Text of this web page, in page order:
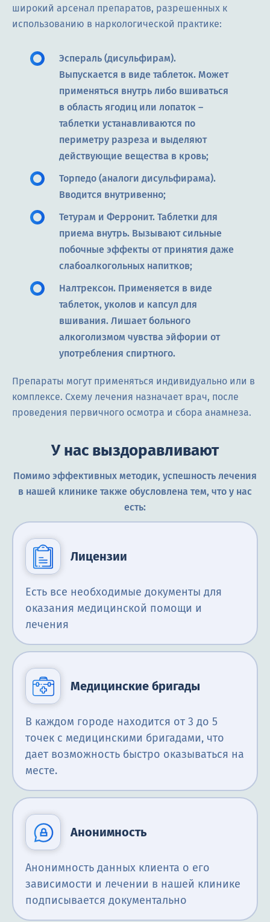
широкий арсенал препаратов, разрешенных к
использованию в наркологической практике:
Эспераль (дисульфирам).
Выпускается в виде таблеток. Может
применяться внутрь либо вшиваться
в область ягодиц или лопаток –
таблетки устанавливаются по
периметру разреза и выделяют
действующие вещества в кровь;
Торпедо (аналоги дисульфирама).
Вводится внутривенно;
Тетурам и Ферронит. Таблетки для
приема внутрь. Вызывают сильные
побочные эффекты от принятия даже
слабоалкогольных напитков;
Налтрексон. Применяется в виде
таблеток, уколов и капсул для
вшивания. Лишает больного
алкоголизмом чувства эйфории от
употребления спиртного.
Препараты могут применяться индивидуально или в
комплексе. Схему лечения назначает врач, после
проведения первичного осмотра и сбора анамнеза.
У нас выздоравливают
Помимо эффективных методик, успешность лечения
в нашей клинике также обусловлена тем, что у нас
есть:
Лицензии
Есть все необходимые документы для
оказания медицинской помощи и
лечения
Медицинские бригады
В каждом городе находится от 3 до 5
точек с медицинскими бригадами, что
дает возможность быстро оказываться на
месте.
Анонимность
Анонимность данных клиента о его
зависимости и лечении в нашей клинике
подписывается документально